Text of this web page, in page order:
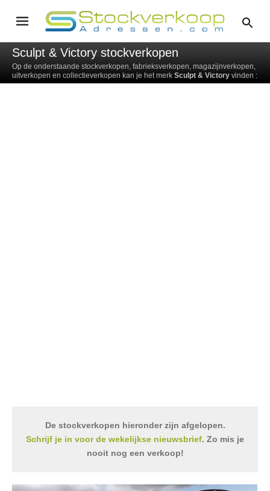
Sculpt & Victory stockverkopen
Op de onderstaande stockverkopen, fabrieksverkopen, magazijnverkopen,
uitverkopen en collectieverkopen kan je het merk Sculpt & Victory vinden :
De stockverkopen hieronder zijn afgelopen.
Schrijf je in voor de wekelijkse nieuwsbrief. Zo mis je
nooit nog een verkoop!